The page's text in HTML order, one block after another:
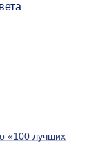
«100 лучших